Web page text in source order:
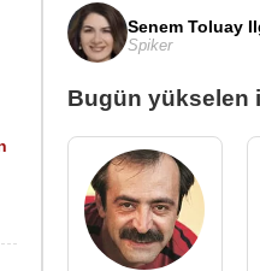
Senem Toluay
Spiker
Bugün yükselen